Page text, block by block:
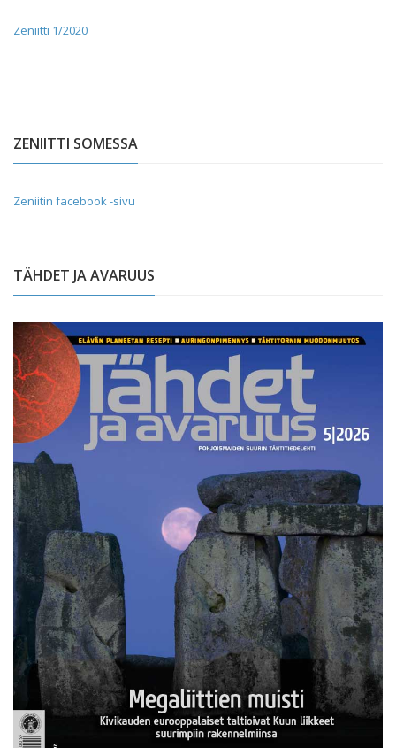
Zeniitti 1/2020
ZENIITTI SOMESSA
Zeniitin facebook -sivu
TÄHDET JA AVARUUS